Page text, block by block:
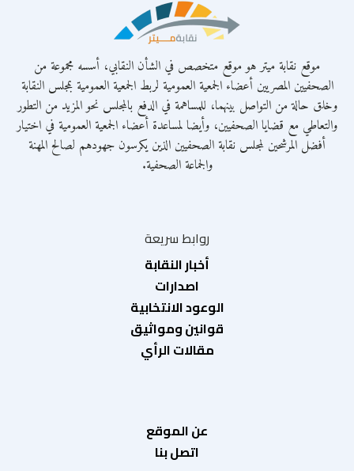
موقع نقابة ميتر هو موقع متخصص في الشأن النقابي، أسسه مجموعة من
الصحفيين المصريين أعضاء الجمعية العمومية لربط الجمعية العمومية بمجلس النقابة
وخلق حالة من التواصل بينهما، للمساهمة في الدفع بالمجلس نحو المزيد من التطور
والتعاطي مع قضايا الصحفيين، وأيضا لمساعدة أعضاء الجمعية العمومية في اختيار
أفضل المرشحين لمجلس نقابة الصحفيين الذين يكرسون جهودهم لصالح المهنة
والجماعة الصحفية.
روابط سريعة
أخبار النقابة
اصدارات
الوعود الانتخابية
قوانين ومواثيق
مقالات الرأي
عن الموقع
اتصل بنا